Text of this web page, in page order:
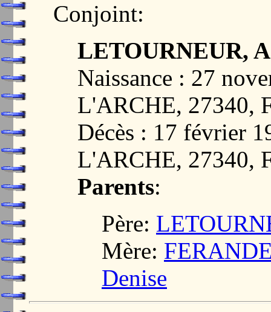
Conjoint:
LETOURNEUR,
Naissance : 27
L'ARCHE, 27340,
Décès : 17 février
L'ARCHE, 27340,
Parents:
Père:
Mère:
Denise